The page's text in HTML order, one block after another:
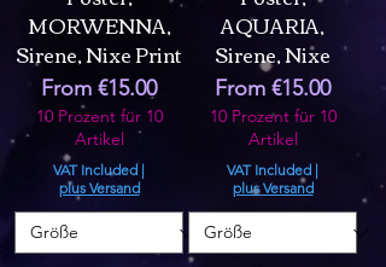
MORWENNA,
Sirene, Nixe Print
From €15.00
Sale Price
10 Prozent für 10
Artikel
VAT Included |
plus Versand
AQUARIA,
Sirene, Nixe
From €15.00
Sale Price
10 Prozent für 10
Artikel
VAT Included |
plus Versand